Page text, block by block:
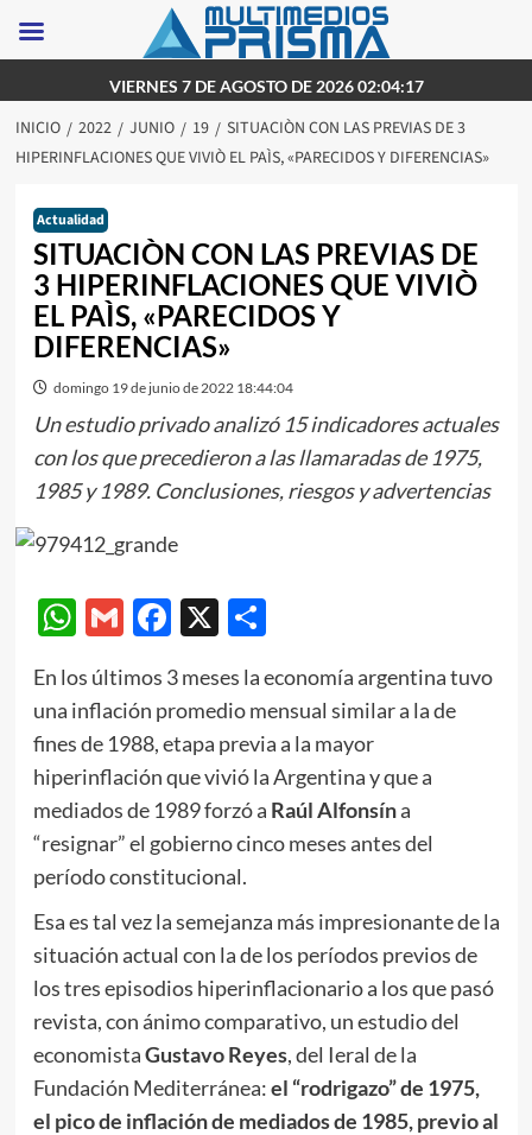
al
contenido
VIERNES 7 DE AGOSTO DE 2026 02:04:17
INICIO 2022 JUNIO 19
SITUACIÒN CON LAS PREVIAS DE 3
HIPERINFLACIONES QUE VIVIÒ EL PAÌS, «PARECIDOS Y DIFERENCIAS»
Actualidad
SITUACIÒN CON LAS PREVIAS DE
3 HIPERINFLACIONES QUE VIVIÒ
EL PAÌS, «PARECIDOS Y
DIFERENCIAS»
domingo 19 de junio de 2022 18:44:04
Un estudio privado analizó 15 indicadores actuales
con los que precedieron a las llamaradas de 1975,
1985 y 1989. Conclusiones, riesgos y advertencias
WhatsApp
GmailFacebook
X Compartir
En los últimos 3 meses la economía argentina tuvo
una inflación promedio mensual similar a la de
fines de 1988, etapa previa a la mayor
hiperinflación que vivió la Argentina y que a
mediados de 1989 forzó a Raúl Alfonsína
“resignar” el gobierno cinco meses antes del
período constitucional.
Esa es tal vez la semejanza más impresionante de la
situación actual con la de los períodos previos de
los tres episodios hiperinflacionario a los que pasó
revista, con ánimo comparativo, un estudio del
economistaGustavo Reyes, del Ieral de la
Fundación Mediterránea:el “rodrigazo” de 1975,
el pico de inflación de mediados de 1985, previo al